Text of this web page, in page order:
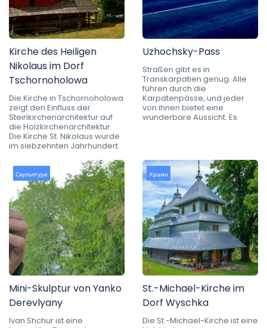
Kirche des Heiligen
Nikolaus im Dorf
Tschornoholowa
Die Kirche in Tschornoholowa
zeigt den Einfluss der
Steinkirchenarchitektur auf
die Holzkirchenarchitektur.
Die Kirche St. Nikolaus wurde
im siebzehnten Jahrhundert
Uzhochsky-Pass
Straßen gibt es in
Transkarpatien genug. Alle
führen durch die
Karpatenpässe, und jeder
von ihnen bietet eine
wunderbare Aussicht. Es
Скульптури
Mini-Skulptur von Yanko
Derevlyany
Ivan Shchur ist eine
Храми
St.-Michael-Kirche im
Dorf Wyschka
Die St.-Michael-Kirche ist eine